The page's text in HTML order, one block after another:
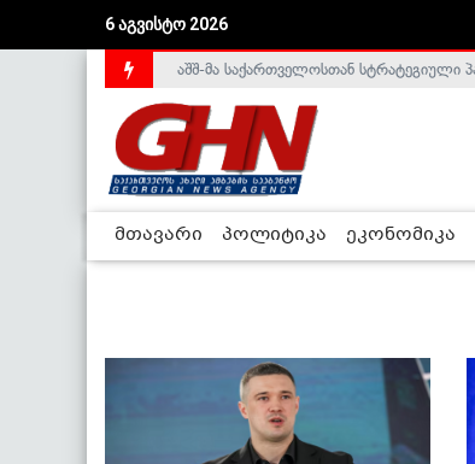
6 აგვისტო 2026
მთავარი პოლიტიკა ეკონომიკა